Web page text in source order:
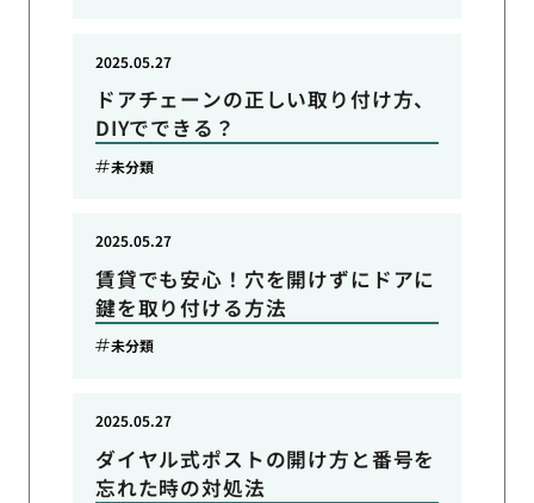
ドアチェーンの正しい取り付け方、
DIYでできる？
2025.05.27
未分類
賃貸でも安心！穴を開けずにドアに
鍵を取り付ける方法
2025.05.27
未分類
ダイヤル式ポストの開け方と番号を
忘れた時の対処法
2025.05.27